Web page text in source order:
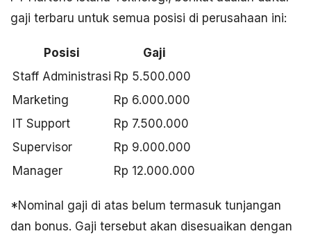
gaji terbaru untuk semua posisi di perusahaan ini:
Posisi
Gaji
Staff Administrasi Rp 5.500.000
Marketing
Rp 6.000.000
IT Support
Rp 7.500.000
Supervisor
Rp 9.000.000
Manager
Rp 12.000.000
*Nominal gaji di atas belum termasuk tunjangan
dan bonus. Gaji tersebut akan disesuaikan dengan